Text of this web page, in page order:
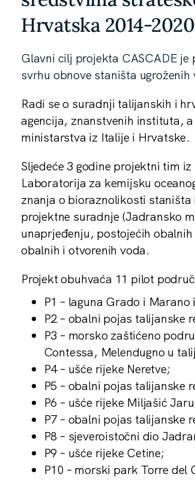
Hrvatska 2014-
Glavni cilj projekta CASCADE
svrhu obnove staništa
Radi se o suradnji talijanskih i
agencija, znanstvenih instituta,
ministarstva iz Italije i Hrvatske.
Sljedeće 3 godine projektni tim
Laboratorija za kemijsku
znanja o bioraznolikosti
projektne suradnje (Jadransko
unaprjeđenju, postojećih
obalnih i otvorenih voda.
Projekt obuhvaća 11 pilot
P1 – laguna Grado i
P2 – obalni pojas talijanske
P3 – morsko zaštićeno
Contessa, Melendugno u
P4 – ušće rijeke Neretve;
P5 – obalni pojas talijanske
P6 – ušće rijeke Miljašić
P7 – obalni pojas talijanske
P8 – sjeveroistočni dio
P9 – ušće rijeke Cetine;
P10 – morski park Torre del